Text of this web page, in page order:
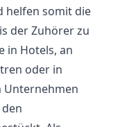
helfen somit die
der Zuhörer zu
in Hotels, an
oder in
Unternehmen